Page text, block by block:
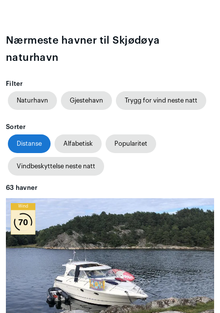
Nærmeste havner til Skjødøya
naturhavn
Filter
Naturhavn Gjestehavn Trygg for vind neste natt
Sorter
Distanse Alfabetisk Popularitet
Vindbeskyttelse neste natt
63 havner
Wind
70